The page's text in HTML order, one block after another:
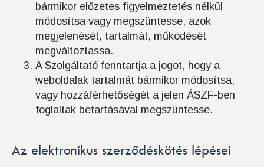
bármikor előzetes figyelmeztetés nélkül
módosítsa vagy megszüntesse, azok
megjelenését, tartalmát, működését
megváltoztassa.
A Szolgáltató fenntartja a jogot, hogy a
weboldalak tartalmát bármikor módosítsa,
vagy hozzáférhetőségét a jelen ÁSZF-ben
foglaltak betartásával megszüntesse.
Az elektronikus szerződéskötés lépései